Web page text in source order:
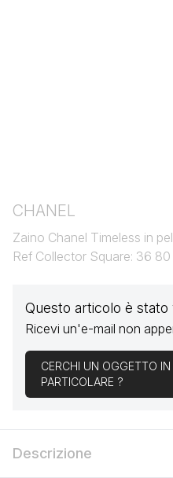
CHANEL
Zaino Chanel Timeless in
Ref Collector Square: 36
Questo articolo è stato
Ricevi un'e-mail non
CERCHI UN OGGETTO IN
PARTICOLARE ?
Descrizione